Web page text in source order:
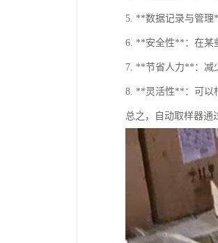
5. **数据记录与管理
6. **安全性**：在某
7. **节省人力**：减
8. **灵活性**：可以
总之，自动取样器通